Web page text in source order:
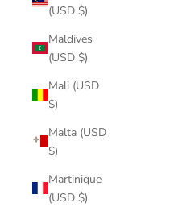
(USD $)
Maldives
(USD $)
Mali (USD
$)
Malta (USD
$)
Martinique
(USD $)